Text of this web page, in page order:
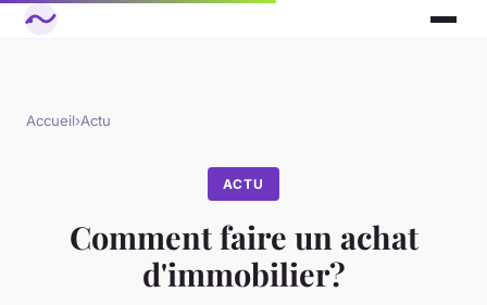
Accueil›Actu
ACTU
Comment faire un achat
d'immobilier?